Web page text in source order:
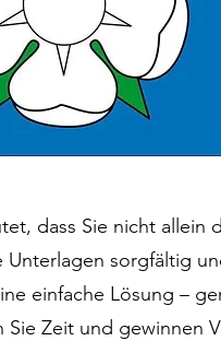
dass Sie nicht allein
sorgfältig
einfache Lösung –
Zeit und gewinnen